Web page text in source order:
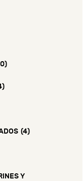
(4)
Y